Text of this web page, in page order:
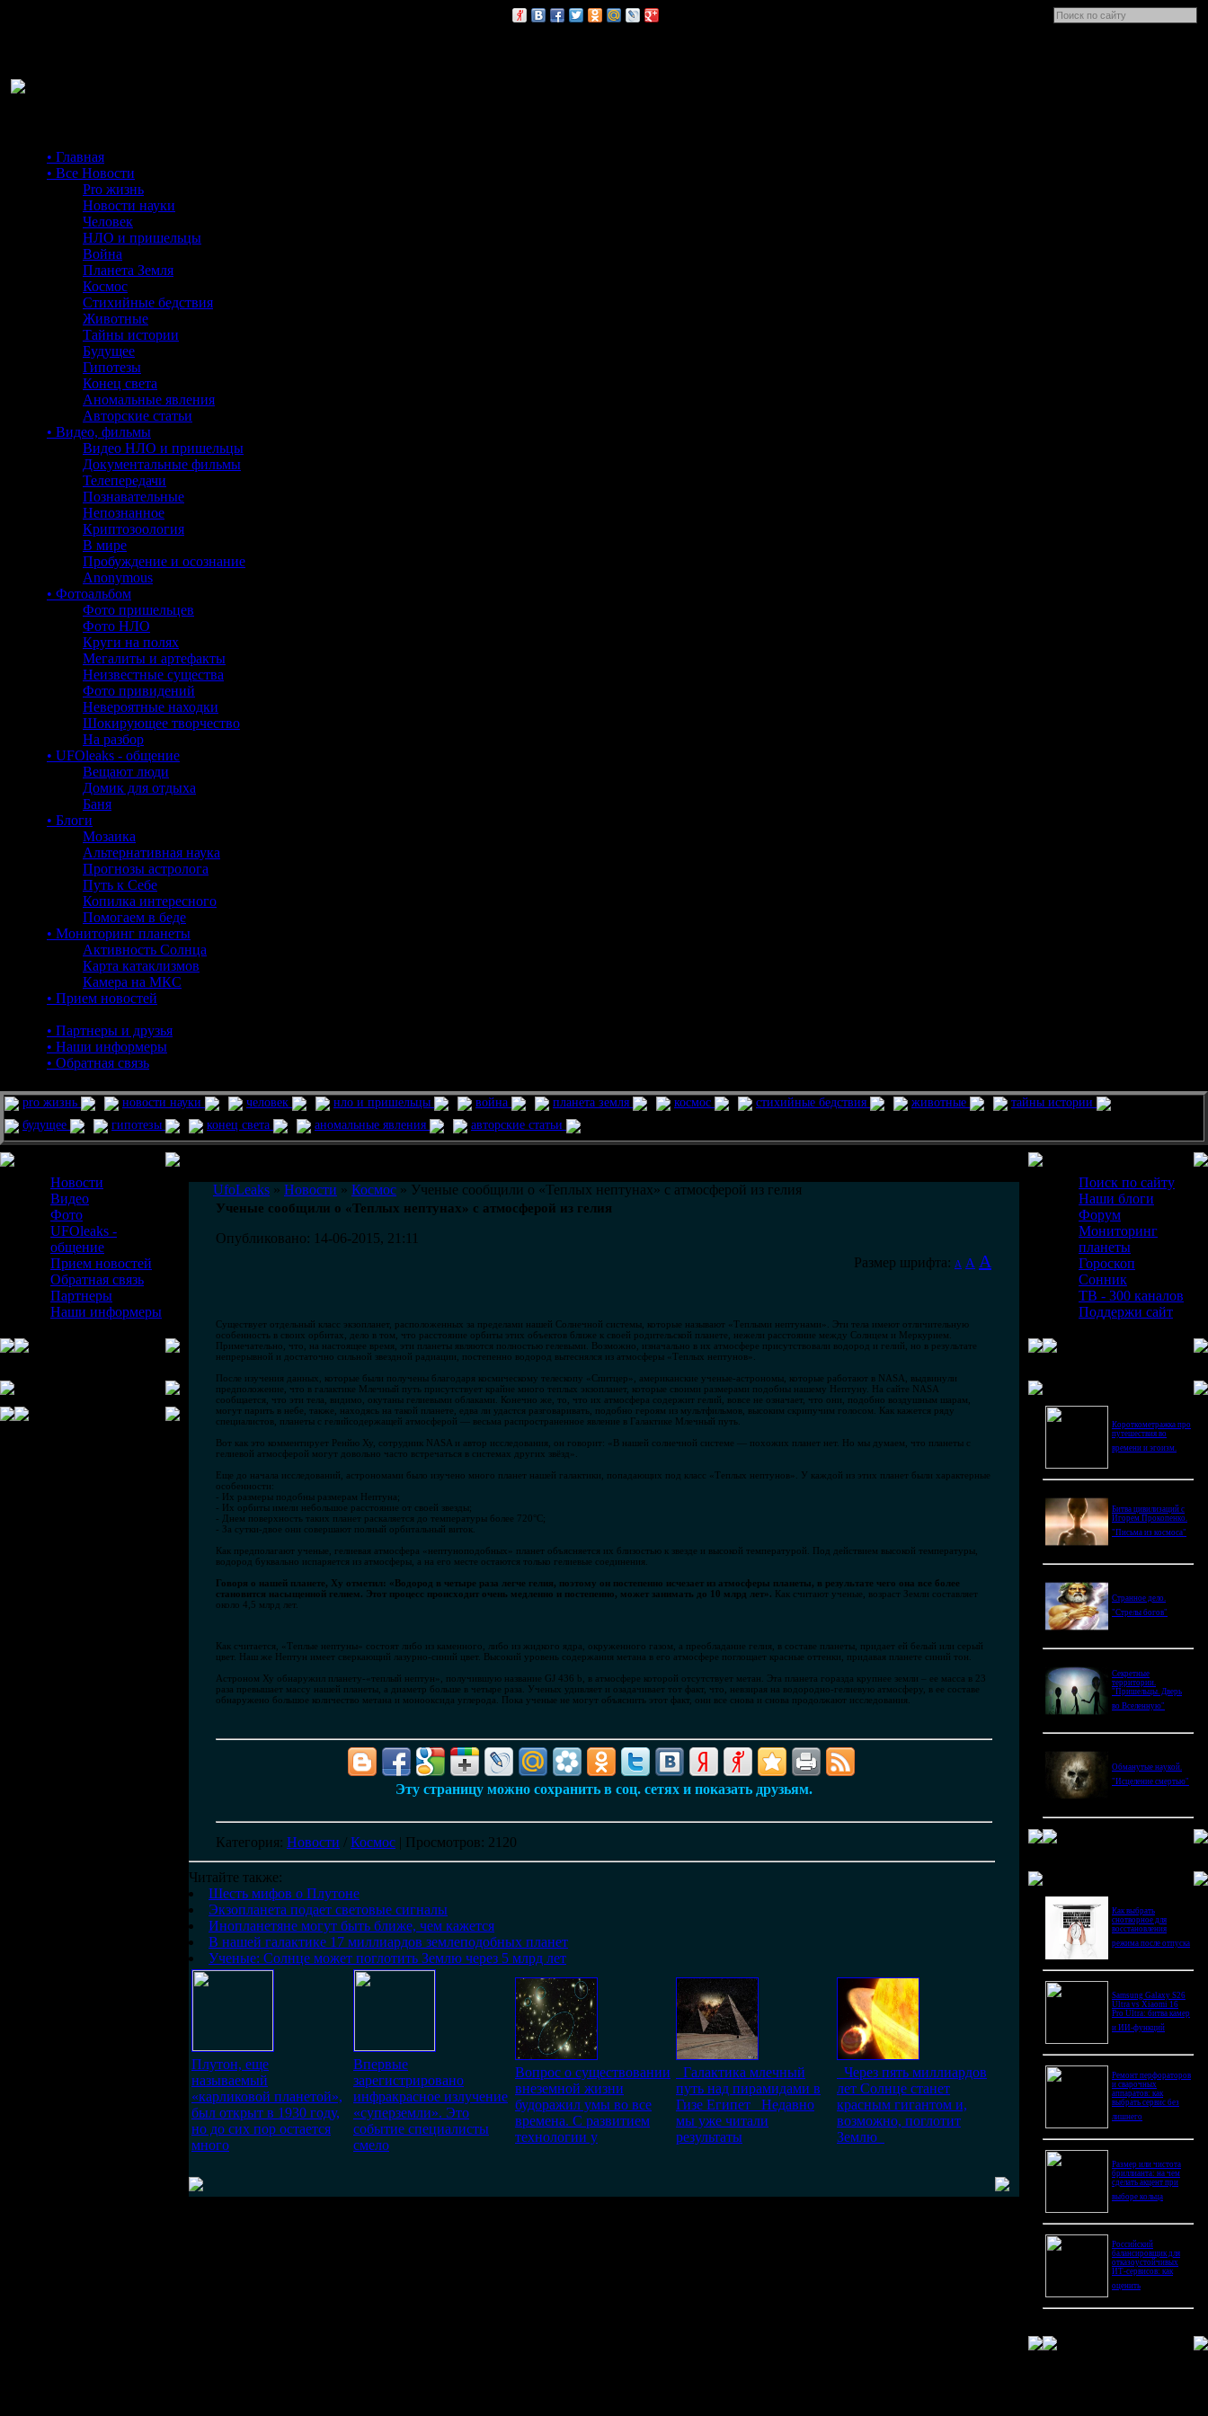
• Главная
• Все Новости
Pro жизнь
Новости науки
Человек
НЛО и пришельцы
Война
Планета Земля
Космос
Стихийные бедствия
Животные
Тайны истории
Будущее
Гипотезы
Конец света
Аномальные явления
Авторские статьи
• Видео, фильмы
Видео НЛО и пришельцы
Документальные фильмы
Телепередачи
Познавательные
Непознанное
Криптозоология
В мире
Пробуждение и осознание
Anonymous
• Фотоальбом
Фото пришельцев
Фото НЛО
Круги на полях
Мегалиты и артефакты
Неизвестные существа
Фото привидений
Невероятные находки
Шокирующее творчество
На разбор
• UFOleaks - общение
Вещают люди
Домик для отдыха
Баня
• Блоги
Мозаика
Альтернативная наука
Прогнозы астролога
Путь к Себе
Копилка интересного
Помогаем в беде
• Мониторинг планеты
Активность Солнца
Карта катаклизмов
Камера на МКС
• Прием новостей
• Партнеры и друзья
• Наши информеры
• Обратная связь
pro жизнь новости науки человек нло и пришельцы война планета земля космос стихийные бедствия животные
тайны истории
будущее
гипотезы конец света аномальные явления авторские статьи
Новости
Видео
Фото
UFOleaks -
общение
Прием новостей
Обратная связь
Партнеры
Наши информеры
UfoLeaks » Новости » Космос » Ученые сообщили о «Теплых нептунах» с атмосферой из гелия
Ученые сообщили о «Теплых нептунах» с атмосферой из гелия
Опубликовано: 14-06-2015, 21:11
Размер шрифта: A A A
Существует отдельный класс экзопланет, расположенных за пределами нашей Солнечной системы, которые называют «Теплыми нептунами». Эти тела имеют отличительную
особенность в своих орбитах, дело в том, что расстояние орбиты этих объектов ближе к своей родительской планете, нежели расстояние между Солнцем и Меркурием.
Примечательно, что, на настоящее время, эти планеты являются полностью гелевыми. Возможно, изначально в их атмосфере присутствовали водород и гелий, но в результате
непрерывной и достаточно сильной звездной радиации, постепенно водород вытеснялся из атмосферы «Теплых нептунов».
После изучения данных, которые были получены благодаря космическому телескопу «Спитцер», американские ученые-астрономы, которые работают в NASA, выдвинули
предположение, что в галактике Млечный путь присутствует крайне много теплых экзопланет, которые своими размерами подобны нашему Нептуну. На сайте NASA
сообщается, что эти тела, видимо, окутаны гелиевыми облаками. Конечно же, то, что их атмосфера содержит гелий, вовсе не означает, что они, подобно воздушным шарам,
могут парить в небе, также, находясь на такой планете, едва ли удастся разговаривать, подобно героям из мультфильмов, высоким скрипучим голосом. Как кажется ряду
специалистов, планеты с гелийсодержащей атмосферой — весьма распространенное явление в Галактике Млечный путь.
Вот как это комментирует Ренйю Ху, сотрудник NASA и автор исследования, он говорит: «В нашей солнечной системе — похожих планет нет. Но мы думаем, что планеты с
гелиевой атмосферой могут довольно часто встречаться в системах других звёзд».
Еще до начала исследований, астрономами было изучено много планет нашей галактики, попадающих под класс «Теплых нептунов». У каждой из этих планет были характерные
особенности:
- Их размеры подобны размерам Нептуна;
- Их орбиты имели небольшое расстояние от своей звезды;
- Днем поверхность таких планет раскаляется до температуры более 720°С;
- За сутки-двое они совершают полный орбитальный виток.
Как предполагают ученые, гелиевая атмосфера «нептуноподобных» планет объясняется их близостью к звезде и высокой температурой. Под действием высокой температуры,
водород буквально испаряется из атмосферы, а на его месте остаются только гелиевые соединения.
Говоря о нашей планете, Ху отметил: «Водород в четыре раза легче гелия, поэтому он постепенно исчезает из атмосферы планеты, в результате чего она все более
становится насыщенной гелием. Этот процесс происходит очень медленно и постепенно, может занимать до 10 млрд лет». Как считают ученые, возраст Земли составляет
около 4,5 млрд лет.
Как считается, «Теплые нептуны» состоят либо из каменного, либо из жидкого ядра, окруженного газом, а преобладание гелия, в составе планеты, придает ей белый или серый
цвет. Наш же Нептун имеет сверкающий лазурно-синий цвет. Высокий уровень содержания метана в его атмосфере поглощает красные оттенки, придавая планете синий тон.
Астроном Ху обнаружил планету-«теплый нептун», получившую название GJ 436 b, в атмосфере которой отсутствует метан. Эта планета горазда крупнее земли – ее масса в 23
раза превышает массу нашей планеты, а диаметр больше в четыре раза. Ученых удивляет и озадачивает тот факт, что, невзирая на водородно-гелиевую атмосферу, в ее составе
обнаружено большое количество метана и монооксида углерода. Пока ученые не могут объяснить этот факт, они все снова и снова продолжают исследования.
Эту страницу можно сохранить в соц. сетях и показать друзьям.
Категория: Новости / Космос | Просмотров: 2120
Читайте также:
Шесть мифов о Плутоне
Экзопланета подает световые сигналы
Инопланетяне могут быть ближе, чем кажется
В нашей галактике 17 миллиардов землеподобных планет
Ученые: Солнце может поглотить Землю через 5 млрд лет
Плутон, еще
называемый
«карликовой планетой»,
был открыт в 1930 году,
но до сих пор остается
много
Впервые
зарегистрировано
инфракрасное излучение
«суперземли». Это
событие специалисты
смело
Вопрос о существовании
внеземной жизни
будоражил умы во все
времена. С развитием
технологии у
Галактика млечный
путь над пирамидами в
Гизе Египет Недавно
мы уже читали
результаты
Через пять миллиардов
лет Солнце станет
красным гигантом и,
возможно, поглотит
Землю
Поиск по сайту
Наши блоги
Форум
Мониторинг
планеты
Гороскоп
Сонник
ТВ - 300 каналов
Поддержи сайт
Короткометражка про
путешествия во
времени и эгоизм.
Битва цивилизаций с
Игорем Прокопенко.
"Письма из космоса"
Странное дело.
"Стрелы богов"
Секретные
территории.
"Пришельцы. Дверь
во Вселенную"
Обманутые наукой.
"Исцеление смертью"
Как выбрать
снотворное для
восстановления
режима после отпуска
Samsung Galaxy S26
Ultra vs Xiaomi 16
Pro Ultra: битва камер
и ИИ-функций
Ремонт перфораторов
и сварочных
аппаратов: как
выбрать сервис без
лишнего
Размер или чистота
бриллианта: на чем
сделать акцент при
выборе кольца
Российский
балансировщик для
отказоустойчивых
ИТ-сервисов: как
оценить